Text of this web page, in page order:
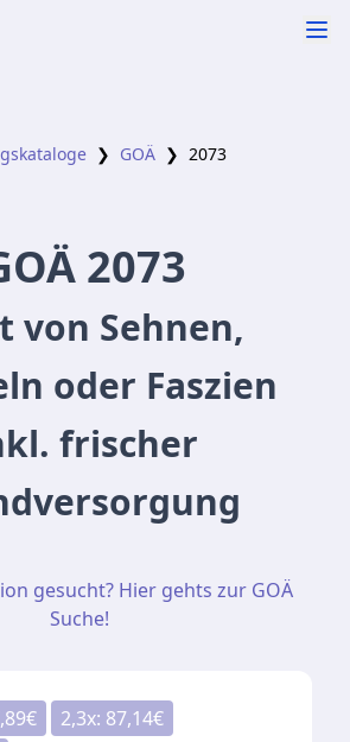
❯ GOÄ ❯ 2073
2073
von Sehnen,
oder Faszien
frischer
gesucht? Hier gehts zur GOÄ
Suche!
€ 2,3x: 87,14€